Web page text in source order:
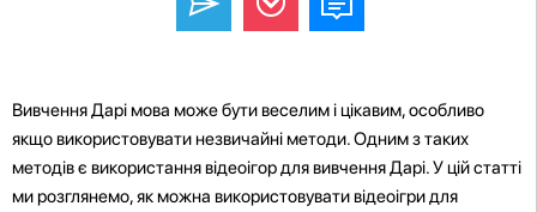
Вивчення Дарі мова може бути веселим і цікавим, особливо
якщо використовувати незвичайні методи. Одним з таких
методів є використання відеоігор для вивчення Дарі. У цій статті
ми розглянемо, як можна використовувати відеоігри для